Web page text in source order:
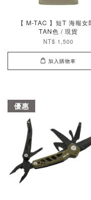
【 M-TAC 】短T 海報女
TAN色 / 現貨
NT$ 1,500
加入購物車
優惠